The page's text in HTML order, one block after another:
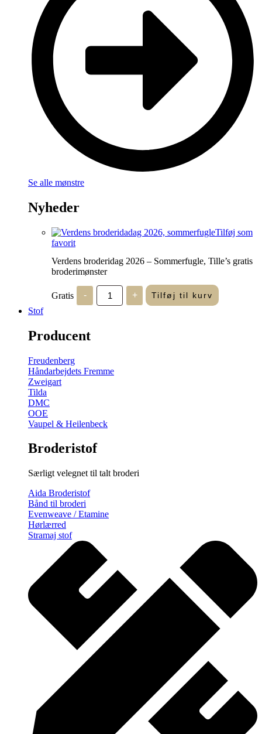
Se alle mønstre
Nyheder
Tilføj som
favorit
Verdens broderidag 2026 – Sommerfugle, Tille’s gratis
broderimønster
Gratis -
Verdens
broderidag
2026
+ Tilføj til kurv
Stof
Producent
Freudenberg
Håndarbejdets Fremme
Zweigart
Tilda
DMC
OOE
Vaupel & Heilenbeck
Broderistof
Særligt velegnet til talt broderi
Aida Broderistof
Bånd til broderi
Evenweave / Etamine
Hørlærred
Stramaj stof